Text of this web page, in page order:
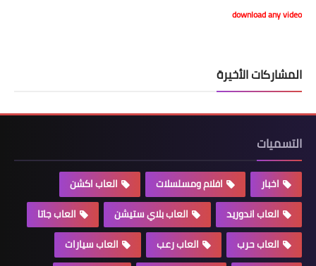
download any video
المشاركات الأخيرة
التسميات
اخبار افلام ومسلسلات
العاب اكشن
العاب اندوريد
العاب بلاي ستيشن
العاب جاتا
العاب حرب
العاب رعب
العاب سيارات